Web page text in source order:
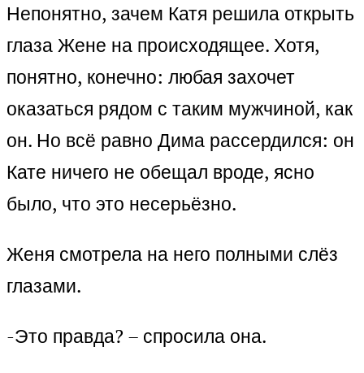
Непонятно, зачем Катя решила открыть
глаза Жене на происходящее. Хотя,
понятно, конечно: любая захочет
оказаться рядом с таким мужчиной, как
он. Но всё равно Дима рассердился: он
Кате ничего не обещал вроде, ясно
было, что это несерьёзно.
Женя смотрела на него полными слёз
глазами.
-Это правда? – спросила она.